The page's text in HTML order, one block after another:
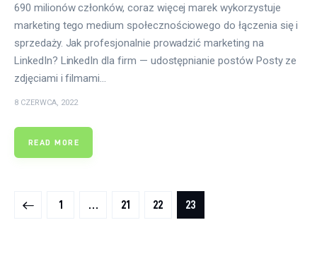
690 milionów członków, coraz więcej marek wykorzystuje
marketing tego medium społecznościowego do łączenia się i
sprzedaży. Jak profesjonalnie prowadzić marketing na
LinkedIn? LinkedIn dla firm — udostępnianie postów Posty ze
zdjęciami i filmami…
8 CZERWCA, 2022
READ MORE
Stronicowanie wpisów
PAGE
1 … PAGE
21 PAGE
22 PAGE
23